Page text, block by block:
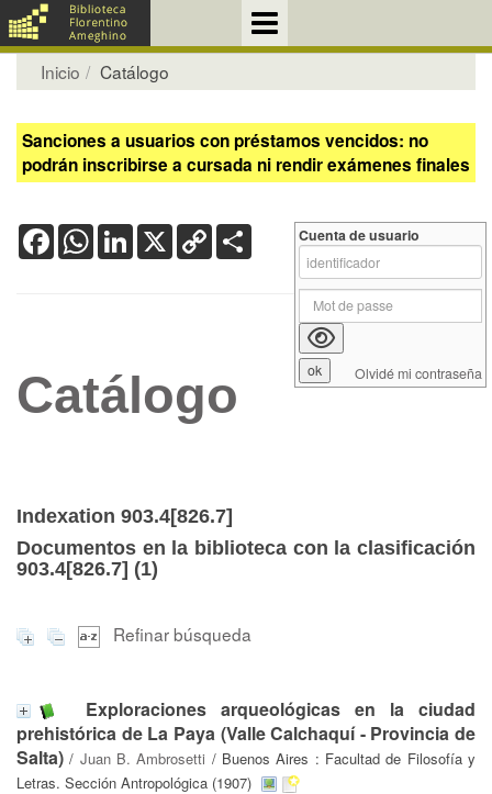
Inicio Catálogo
Sanciones a usuarios con préstamos vencidos: no
podrán inscribirse a cursada ni rendir exámenes finales
FacebookWhatsApp
LinkedIn
X Copy
Link
Catálogo
Indexation 903.4[826.7]
Documentos en la biblioteca con la clasificación
903.4[826.7] (1)
Refinar búsqueda
Exploraciones arqueológicas en la ciudad
prehistórica de La Paya (Valle Calchaquí - Provincia de
Salta) / Juan B. Ambrosetti / Buenos Aires : Facultad de Filosofía y
Letras. Sección Antropológica (1907)
Cuenta de usuario
Olvidé mi contraseña